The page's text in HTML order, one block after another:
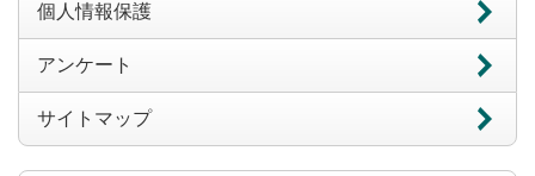
個人情報保護
アンケート
サイトマップ